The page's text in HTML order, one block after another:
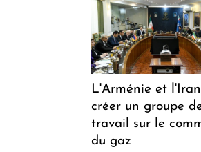
L'Arménie et
créer un groupe
travail sur le
du gaz